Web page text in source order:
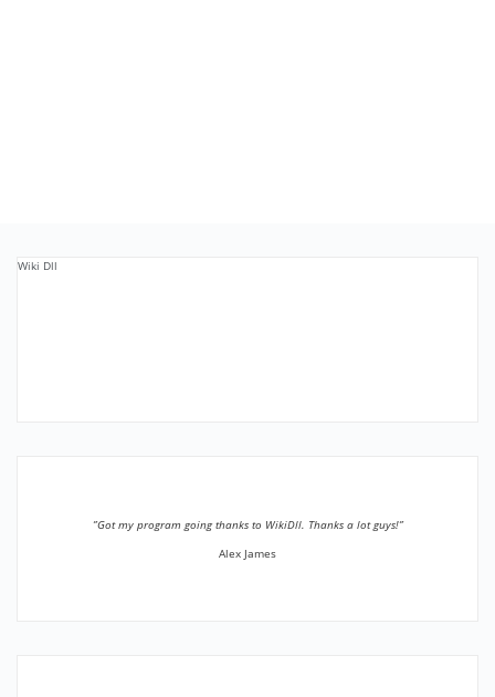
Wiki Dll
”Got my program going thanks to WikiDll. Thanks a lot guys!”
Alex James